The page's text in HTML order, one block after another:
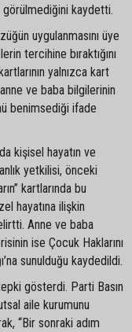
görülmediğini kaydetti.
uygulanmasını üye
tercihine bıraktığını
yalnızca kart
ve baba bilgilerinin
benimsediği ifade
kişisel hayatın ve
yetkilisi, önceki
kartlarında bu
hayatına ilişkin
Anne ve baba
ise Çocuk Haklarını
sunulduğu kaydedildi.
gösterdi. Parti Basın
aile kurumunu
“Bir sonraki adım